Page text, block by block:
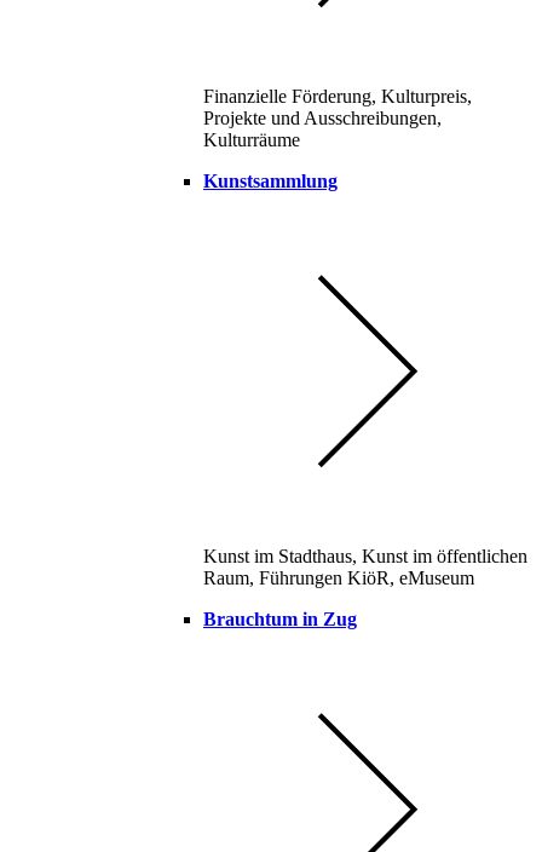
Finanzielle Förderung, Kulturpreis,
Projekte und Ausschreibungen,
Kulturräume
Kunstsammlung
Kunst im Stadthaus, Kunst im öffentlichen
Raum, Führungen KiöR, eMuseum
Brauchtum in Zug